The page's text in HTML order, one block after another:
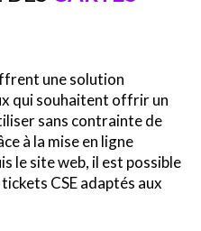
une solution
qui souhaitent offrir un
sans contrainte de
à la mise en ligne
le site web, il est possible
CSE adaptés aux